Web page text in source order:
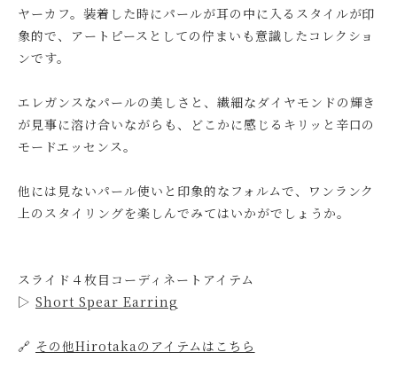
ヤーカフ。装着した時にパールが耳の中に入るスタイルが印
象的で、アートピースとしての佇まいも意識したコレクショ
ンです。
エレガンスなパールの美しさと、繊細なダイヤモンドの輝き
が見事に溶け合いながらも、どこかに感じるキリッと辛口の
モードエッセンス。
他には見ないパール使いと印象的なフォルムで、ワンランク
上のスタイリングを楽しんでみてはいかがでしょうか。
スライド４枚目コーディネートアイテム
▷ Short Spear Earring
🔗 その他Hirotakaのアイテムはこちら